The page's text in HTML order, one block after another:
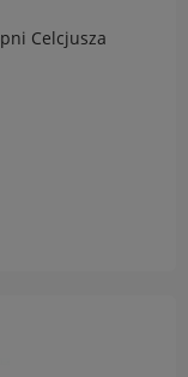
Celcjusza